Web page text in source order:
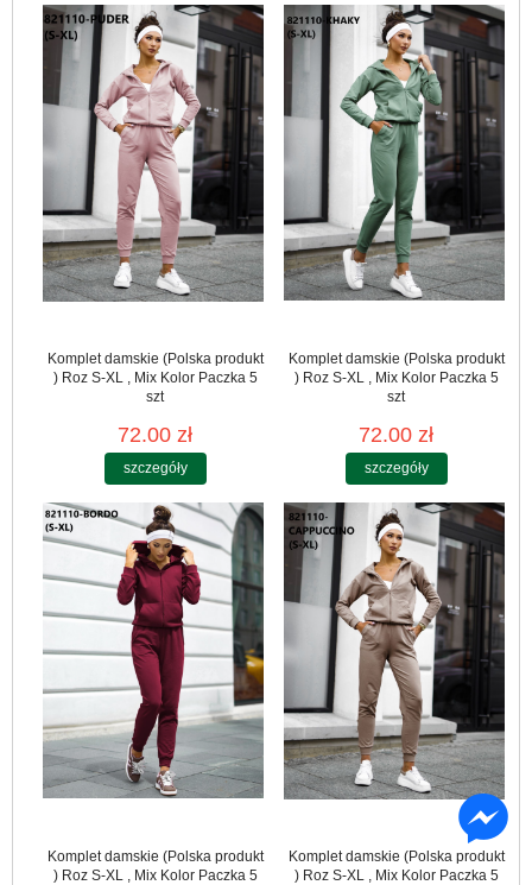
Komplet damskie (Polska produkt
) Roz S-XL , Mix Kolor Paczka 5
szt
72.00 zł
szczegóły
Komplet damskie (Polska produkt
) Roz S-XL , Mix Kolor Paczka 5
szt
72.00 zł
szczegóły
Komplet damskie (Polska produkt
) Roz S-XL , Mix Kolor Paczka 5
Komplet damskie (Polska produkt
) Roz S-XL , Mix Kolor Paczka 5